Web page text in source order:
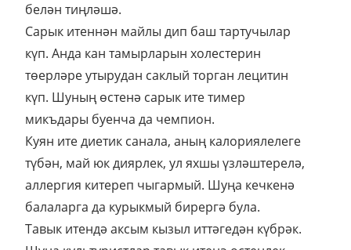
белән тиңләшә.
Сарык итеннән майлы дип баш тартучылар
күп. Анда кан тамырларын холестерин
төерләре утырудан саклый торган лецитин
күп. Шуның өстенә сарык ите тимер
микъдары буенча да чемпион.
Куян ите диетик санала, аның калориялелеге
түбән, май юк диярлек, ул яхшы үзләштерелә,
аллергия китереп чыгармый. Шуңа кечкенә
балаларга да курыкмый бирергә була.
Тавык итендә аксым кызыл иттәгедән күбрәк.